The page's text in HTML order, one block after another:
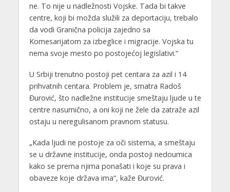
ne. To nije u nadležnosti Vojske. Tada bi takve
centre, koji bi možda služili za deportaciju, trebalo
da vodi Granična policija zajedno sa
Komesarijatom za izbeglice i migracije. Vojska tu
nema svoje mesto po postojećoj legislativi.“
U Srbiji trenutno postoji pet centara za azil i 14
prihvatnih centara. Problem je, smatra Radoš
Đurović, što nadležne institucije smeštaju ljude u te
centre nasumično, a oni koji ne žele da zatraže azil
ostaju u neregulisanom pravnom statusu.
„Kada ljudi ne postoje za oči sistema, a smeštaju
se u državne institucije, onda postoji nedoumica
kako se prema njima ponašati i koje su prava i
obaveze koje država ima“, kaže Đurović.